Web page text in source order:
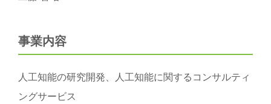
事業内容
人工知能の研究開発、人工知能に関するコンサルティ
ングサービス